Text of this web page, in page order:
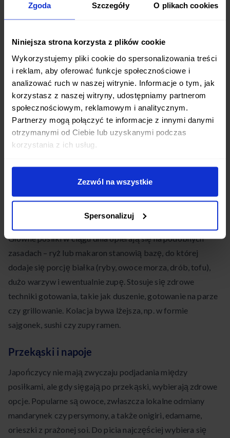
Zgoda Szczegóły O plikach cookies
Niniejsza strona korzysta z plików cookie
Wykorzystujemy pliki cookie do spersonalizowania treści
i reklam, aby oferować funkcje społecznościowe i
analizować ruch w naszej witrynie. Informacje o tym, jak
korzystasz z naszej witryny, udostępniamy partnerom
społecznościowym, reklamowym i analitycznym.
Partnerzy mogą połączyć te informacje z innymi danymi
otrzymanymi od Ciebie lub uzyskanymi podczas
korzystania z ich usług.
Zezwól na wszystkie
Spersonalizuj
Łosoś z
siekanym
szczypiorkiem
z
i ulubioną
teriyaki z
Śniadania w diecie japońskiej
Tradycyjne japońskie śniadanie jest pożywne i
lekkostrawne. Często składa się z miseczki ryżu, zupy
miso, warzyw i niewielkiej porcji białka, np. ryby czy tofu.
onigiri, czyli kulki ryżowe z nadzieniem, oraz tosty z pastą
Główne posiłki w ciągu dnia opierają się na podobnych
zasadach – ryż lub makaron stanowią bazę, do której
dodaje się porcję białka (ryby, owoce morza, drób, tofu),
dużo warzyw i ewentualnie zupę. Stosuje się zdrowe
techniki gotowania, takie jak duszenie, gotowanie na parze
czy grillowanie. Kolacja bywa lżejsza, np. w formie
sajgonek, sushi czy zupy ramen.
Przekąski i napoje
Japończycy nie mają zwyczaju podjadania między
posiłkami, ale gdy sięgają po przekąski, wybierają zdrowe
opcje. Popularne są owoce, zwłaszcza lokalne odmiany
mandarynek czy persymony, a także onigiri, edamame,
orieszki z prażonej soi. Do picia najczęściej wybiera się